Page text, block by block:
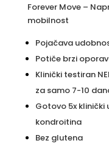
Forever Move –
mobilnost
Pojačava
Potiče brzi
Klinički testiran
za samo 7-10
Gotovo 5x
kondroitina
Bez glutena